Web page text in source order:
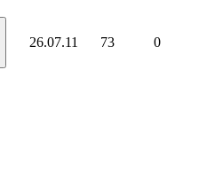
26.07.11 73 0